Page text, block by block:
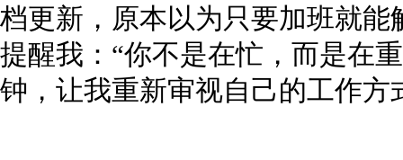
档更新，原本以为只要加班就
提醒我：“你不是在忙，而是在
钟，让我重新审视自己的工作方